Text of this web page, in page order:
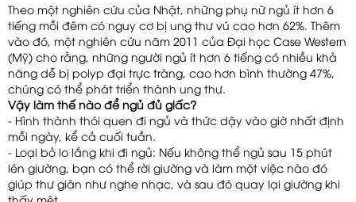
Theo một nghiên cứu của Nhật, những phụ nữ ngủ ít hơn 6
tiếng mỗi đêm có nguy cơ bị ung thư vú cao hơn 62%. Thêm
vào đó, một nghiên cứu năm 2011 của Đại học Case Western
(Mỹ) cho rằng, những người ngủ ít hơn 6 tiếng có nhiều khả
năng dễ bị polyp đại trực tràng, cao hơn bình thường 47%,
chúng có thể phát triển thành ung thư.
Vậy làm thế nào để ngủ đủ giấc?
- Hình thành thói quen đi ngủ và thức dậy vào giờ nhất định
mỗi ngày, kể cả cuối tuần.
- Loại bỏ lo lắng khi đi ngủ: Nếu không thể ngủ sau 15 phút
lên giường, bạn có thể rời giường và làm một việc nào đó
giúp thư giãn như nghe nhạc, và sau đó quay lại giường khi